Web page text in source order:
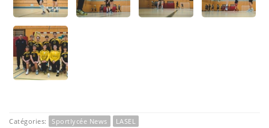
Catégories: Sportlycée News
LASEL